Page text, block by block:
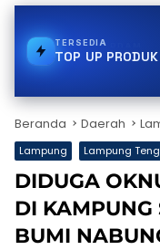
TERSEDIA
TOP UP
Beranda Daerah
Lampung Lampung
DIDUGA
DI KAMPUNG
BUMI